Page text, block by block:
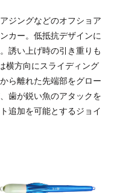
ジングなどのオフショア
カー。低抵抗デザインに
誘い上げ時の引き重りも
横方向にスライディング
ら離れた先端部をグロー
歯が鋭い魚のアタックを
追加を可能とするジョイ